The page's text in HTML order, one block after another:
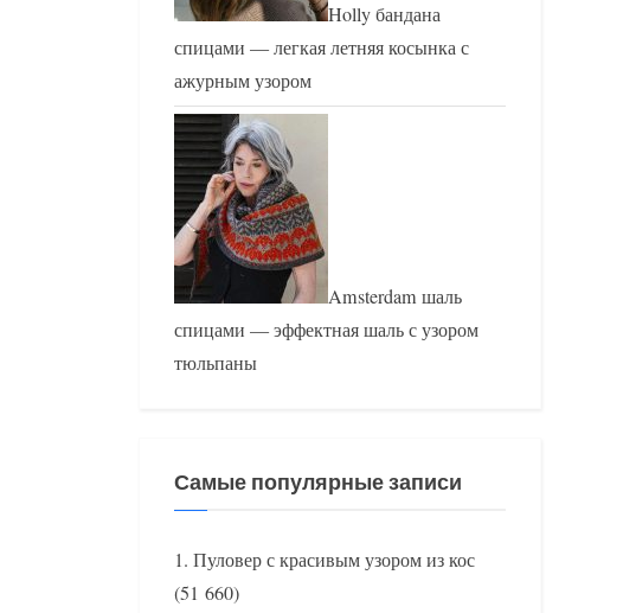
Holly бандана
спицами — легкая летняя косынка с
ажурным узором
Amsterdam шаль
спицами — эффектная шаль с узором
тюльпаны
Самые популярные записи
Пуловер с красивым узором из кос
(51 660)